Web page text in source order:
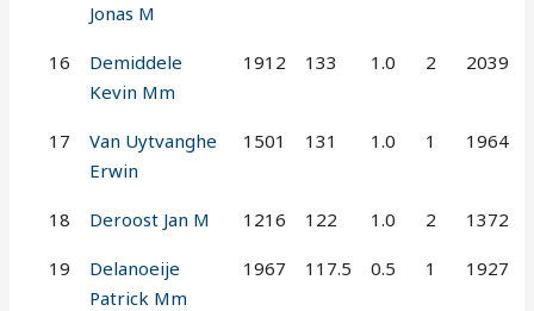
Jonas M
16
Demiddele
Kevin Mm
1912 133 1.0 2 2039
17
Van Uytvanghe
Erwin
1501 131 1.0 1 1964
18 Deroost Jan M 1216 122 1.0 2 1372
19
Delanoeije
Patrick Mm
1967 117.5 0.5 1 1927